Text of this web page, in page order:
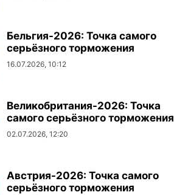
Бельгия-2026: Точка самого
серьёзного торможения
16.07.2026, 10:12
Великобритания-2026: Точка
самого серьёзного торможения
02.07.2026, 12:20
Австрия-2026: Точка самого
серьёзного торможения